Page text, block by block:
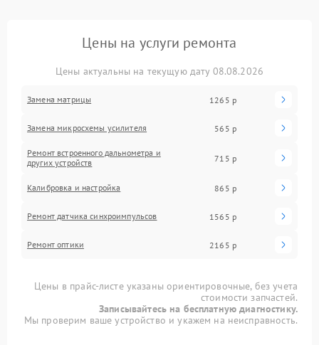
Цены на услуги ремонта
Цены актуальны на текущую дату 08.08.2026
Замена матрицы 1265 р
Замена микросхемы усилителя 565 р
Ремонт встроенного дальнометра и
других устройств
715 р
Калибровка и настройка 865 р
Ремонт датчика синхроимпульсов 1565 р
Ремонт оптики 2165 р
Цены в прайс-листе указаны ориентировочные, без учета
стоимости запчастей.
Записывайтесь на бесплатную диагностику.
Мы проверим ваше устройство и укажем на неисправность.